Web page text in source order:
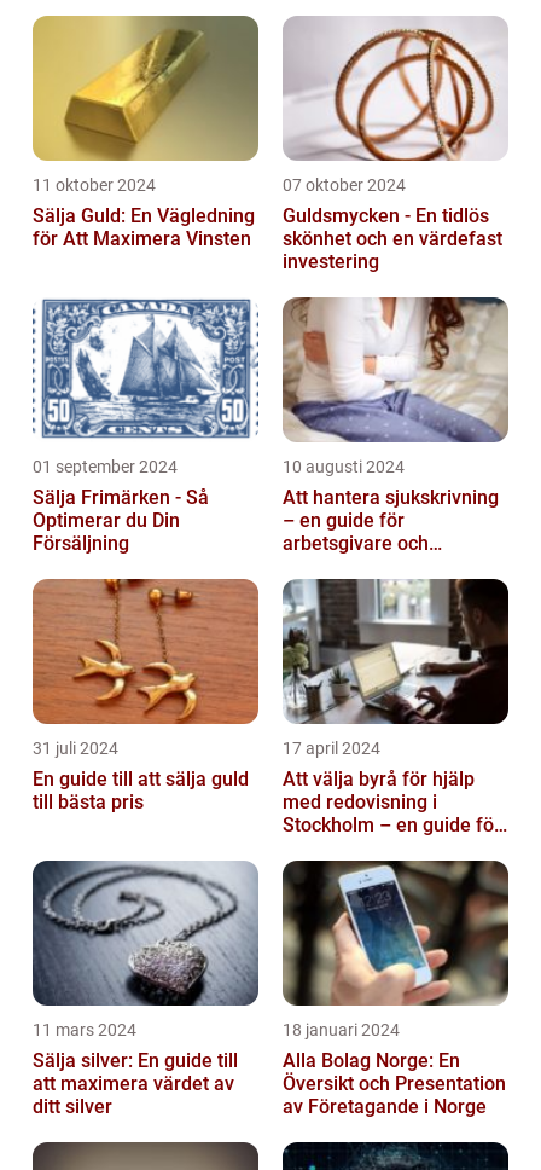
11 oktober 2024
Sälja Guld: En Vägledning
för Att Maximera Vinsten
07 oktober 2024
Guldsmycken - En tidlös
skönhet och en värdefast
investering
01 september 2024
Sälja Frimärken - Så
Optimerar du Din
Försäljning
10 augusti 2024
Att hantera sjukskrivning
– en guide för
arbetsgivare och
31 juli 2024
En guide till att sälja guld
till bästa pris
17 april 2024
Att välja byrå för hjälp
med redovisning i
Stockholm – en guide för
11 mars 2024
Sälja silver: En guide till
att maximera värdet av
ditt silver
18 januari 2024
Alla Bolag Norge: En
Översikt och Presentation
av Företagande i Norge